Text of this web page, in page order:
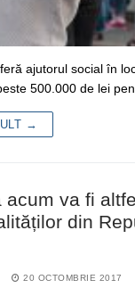
ajutorul social în
500.000 de lei
→
acum va fi
din
20 OCTOMBRIE 2017